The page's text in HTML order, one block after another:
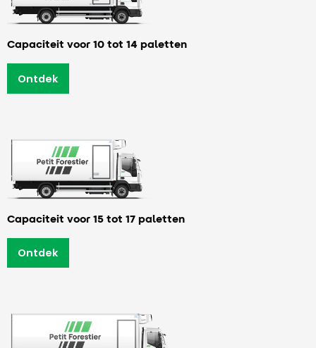
Capaciteit voor 10 tot 14 paletten
Ontdek
Capaciteit voor 15 tot 17 paletten
Ontdek